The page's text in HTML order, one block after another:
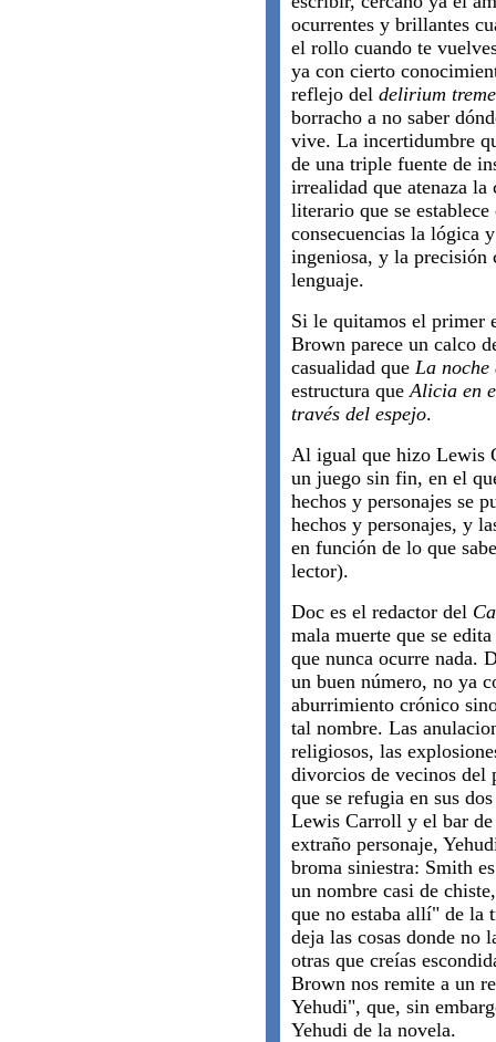
ocurrentes y brillantes
el rollo cuando te
ya con cierto
reflejo del delirium
borracho a no saber
vive. La incertidumbre
de una triple fuente de
irrealidad que atenaza
literario que se
consecuencias la lógica
ingeniosa, y la precisión
lenguaje.
Si le quitamos el primer
Brown parece un calco
casualidad que La noche
estructura queAlicia en
través del espejo.
Al igual que hizo Lewis
un juego sin fin, en el
hechos y personajes se
hechos y personajes, y
en función de lo que
lector).
Doc es el redactor del
mala muerte que se
que nunca ocurre nada.
un buen número, no ya
aburrimiento crónico
tal nombre. Las
religiosos, las
divorcios de vecinos del
que se refugia en sus
Lewis Carroll y el bar de
extraño personaje,
broma siniestra: Smith
un nombre casi de
que no estaba allí" de la
deja las cosas donde no
otras que creías
Brown nos remite a un
Yehudi", que, sin
Yehudi de la novela.